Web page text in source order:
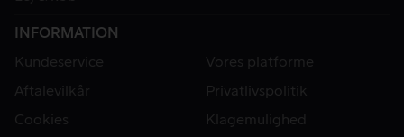
INFORMATION
Kundeservice
Vores platforme
Aftalevilkår
Privatlivspolitik
Cookies
Klagemulighed